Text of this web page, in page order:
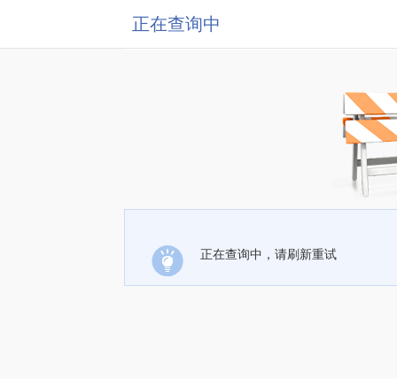
正在查询中
正在查询中，请刷新重试